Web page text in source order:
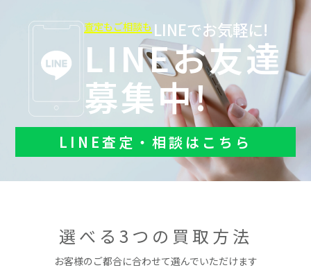
査定もご相談も LINEでお気軽に!
LINEお友達
募集中!
LINE査定・相談はこちら
選べる3つの買取方法
お客様のご都合に合わせて選んでいただけます